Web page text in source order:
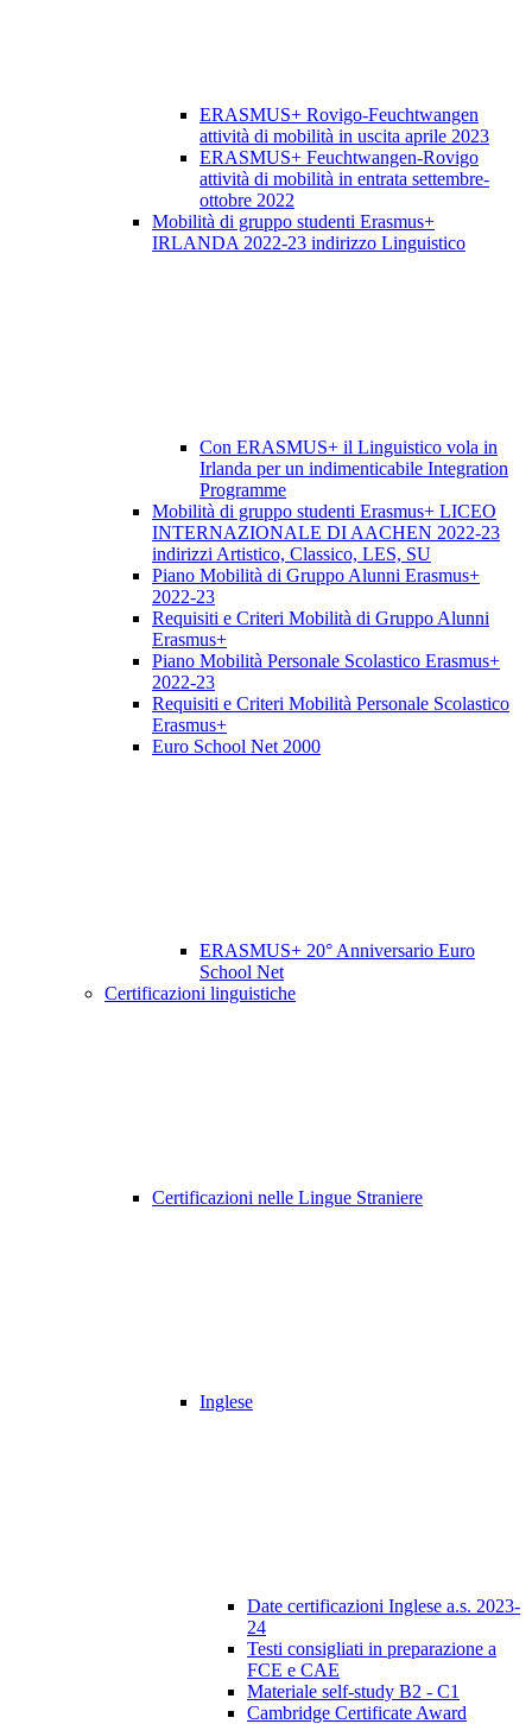
ERASMUS+ Rovigo-Feuchtwangen
attività di mobilità in uscita aprile 2023
ERASMUS+ Feuchtwangen-Rovigo
attività di mobilità in entrata settembre-
ottobre 2022
Mobilità di gruppo studenti Erasmus+
IRLANDA 2022-23 indirizzo Linguistico
Con ERASMUS+ il Linguistico vola in
Irlanda per un indimenticabile Integration
Programme
Mobilità di gruppo studenti Erasmus+ LICEO
INTERNAZIONALE DI AACHEN 2022-23
indirizzi Artistico, Classico, LES, SU
Piano Mobilità di Gruppo Alunni Erasmus+
2022-23
Requisiti e Criteri Mobilità di Gruppo Alunni
Erasmus+
Piano Mobilità Personale Scolastico Erasmus+
2022-23
Requisiti e Criteri Mobilità Personale Scolastico
Erasmus+
Euro School Net 2000
ERASMUS+ 20° Anniversario Euro
School Net
Certificazioni linguistiche
Certificazioni nelle Lingue Straniere
Inglese
Date certificazioni Inglese a.s. 2023-
24
Testi consigliati in preparazione a
FCE e CAE
Materiale self-study B2 - C1
Cambridge Certificate Award